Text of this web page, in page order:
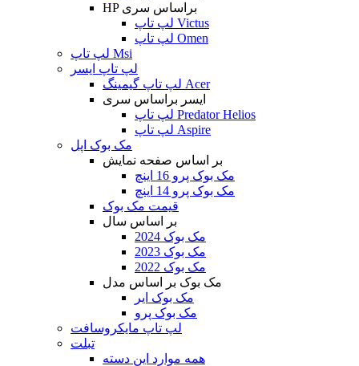
HP براساس سری
لپ تاپ Victus
لپ تاپ Omen
لپ تاپ Msi
لپ تاپ ایسر
لپ تاپ گیمینگ Acer
ایسر براساس سری
لپ تاپ Predator Helios
لپ تاپ Aspire
مک بوک اپل
بر اساس صفحه نمایش
مک بوک پرو 16 اینچ
مک بوک پرو 14 اینچ
قیمت مک بوک
بر اساس سال
مک بوک 2024
مک بوک 2023
مک بوک 2022
مک بوک بر اساس مدل
مک بوک ایر
مک بوک پرو
لپ تاپ مایکروسافت
تبلت
همه موارد این دسته